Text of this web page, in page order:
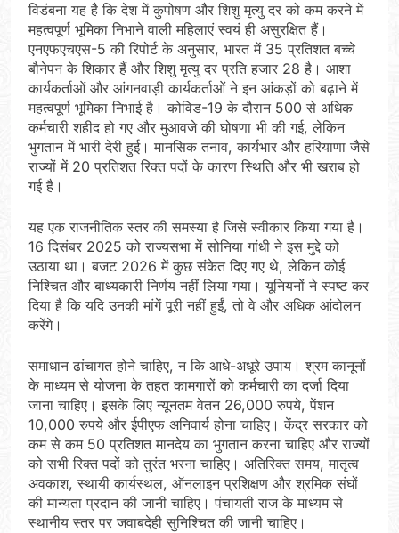
विडंबना यह है कि देश में कुपोषण और शिशु मृत्यु दर को कम करने में
महत्वपूर्ण भूमिका निभाने वाली महिलाएं स्वयं ही असुरक्षित हैं।
एनएफएचएस-5 की रिपोर्ट के अनुसार, भारत में 35 प्रतिशत बच्चे
बौनेपन के शिकार हैं और शिशु मृत्यु दर प्रति हजार 28 है। आशा
कार्यकर्ताओं और आंगनवाड़ी कार्यकर्ताओं ने इन आंकड़ों को बढ़ाने में
महत्वपूर्ण भूमिका निभाई है। कोविड-19 के दौरान 500 से अधिक
कर्मचारी शहीद हो गए और मुआवजे की घोषणा भी की गई, लेकिन
भुगतान में भारी देरी हुई। मानसिक तनाव, कार्यभार और हरियाणा जैसे
राज्यों में 20 प्रतिशत रिक्त पदों के कारण स्थिति और भी खराब हो
गई है।
यह एक राजनीतिक स्तर की समस्या है जिसे स्वीकार किया गया है।
16 दिसंबर 2025 को राज्यसभा में सोनिया गांधी ने इस मुद्दे को
उठाया था। बजट 2026 में कुछ संकेत दिए गए थे, लेकिन कोई
निश्चित और बाध्यकारी निर्णय नहीं लिया गया। यूनियनों ने स्पष्ट कर
दिया है कि यदि उनकी मांगें पूरी नहीं हुईं, तो वे और अधिक आंदोलन
करेंगे।
समाधान ढांचागत होने चाहिए, न कि आधे-अधूरे उपाय। श्रम कानूनों
के माध्यम से योजना के तहत कामगारों को कर्मचारी का दर्जा दिया
जाना चाहिए। इसके लिए न्यूनतम वेतन 26,000 रुपये, पेंशन
10,000 रुपये और ईपीएफ अनिवार्य होना चाहिए। केंद्र सरकार को
कम से कम 50 प्रतिशत मानदेय का भुगतान करना चाहिए और राज्यों
को सभी रिक्त पदों को तुरंत भरना चाहिए। अतिरिक्त समय, मातृत्व
अवकाश, स्थायी कार्यस्थल, ऑनलाइन प्रशिक्षण और श्रमिक संघों
की मान्यता प्रदान की जानी चाहिए। पंचायती राज के माध्यम से
स्थानीय स्तर पर जवाबदेही सुनिश्चित की जानी चाहिए।